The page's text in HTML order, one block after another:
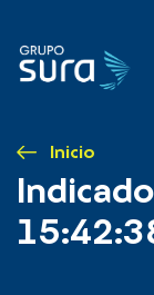
Inicio